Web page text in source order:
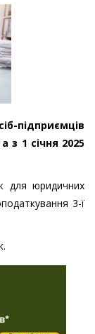
підприємців
з 1 січня 2025
для юридичних
3-ї